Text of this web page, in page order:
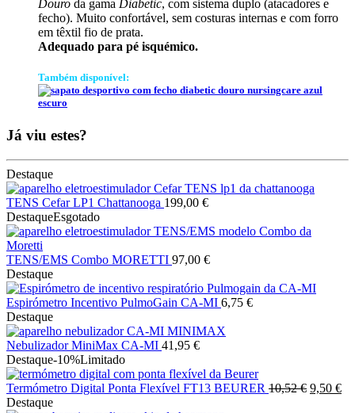
Douro da gama Diabetic, com sistema duplo (atacadores e
fecho). Muito confortável, sem costuras internas e com forro
em têxtil fio de prata.
Adequado para pé isquémico.
Também disponível:
Já viu estes?
Destaque
TENS Cefar LP1 Chattanooga 199,00 €
DestaqueEsgotado
TENS/EMS Combo MORETTI 97,00 €
Destaque
Espirómetro Incentivo PulmoGain CA-MI 6,75 €
Destaque
Nebulizador MiniMax CA-MI 41,95 €
Destaque-10%Limitado
Termómetro Digital Ponta Flexível FT13 BEURER 10,52€ O
9,50 €O
Destaque